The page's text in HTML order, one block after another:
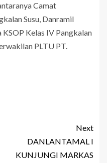
Camat
Susu, Danramil
KSOP Kelas IV Pangkalan
PLTU PT.
Next
DANLANTAMAL I
KUNJUNGI MARKAS